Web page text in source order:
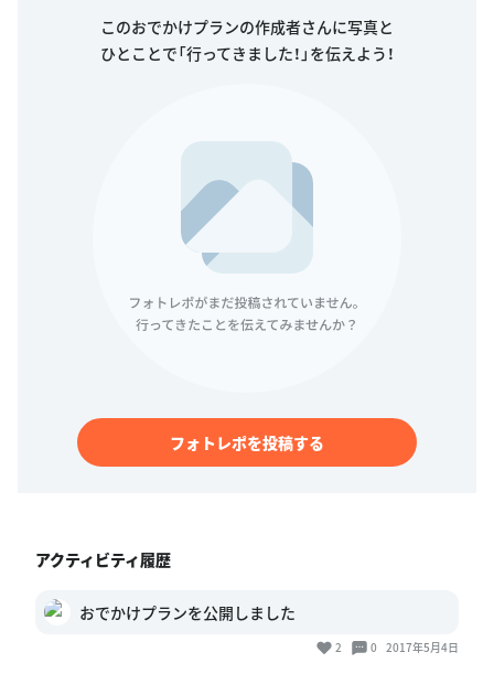
このおでかけプランの作成者さんに写真と
ひとことで「行ってきました！」を伝えよう！
フォトレポを投稿する
アクティビティ履歴
おでかけプランを公開しました
2 0 2017年5月4日